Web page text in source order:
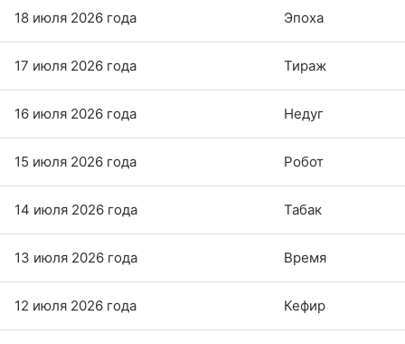
18 июля 2026 года Эпоха
17 июля 2026 года Тираж
16 июля 2026 года Недуг
15 июля 2026 года Робот
14 июля 2026 года Табак
13 июля 2026 года Время
12 июля 2026 года Кефир